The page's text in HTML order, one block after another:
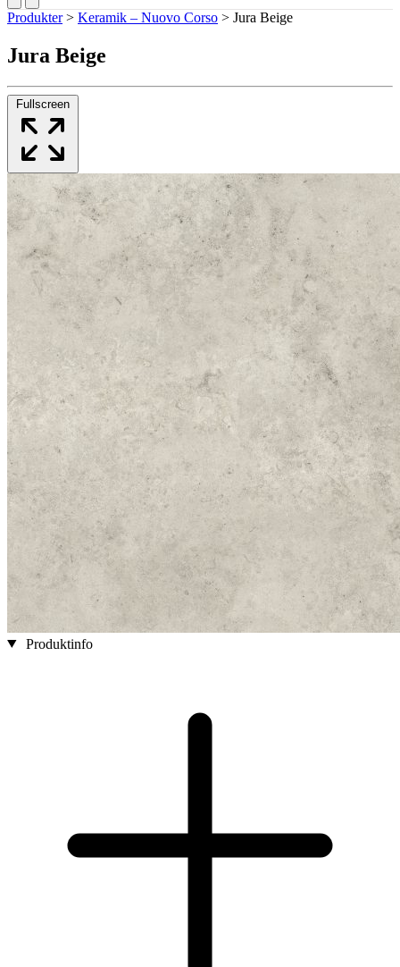
Produkter > Keramik – Nuovo Corso > Jura Beige
Jura Beige
Fullscreen
Produktinfo